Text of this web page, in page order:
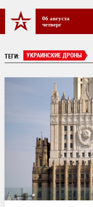
06 августа
четверг
ТЕГИ: УКРАИНСКИЕ ДРОНЫ